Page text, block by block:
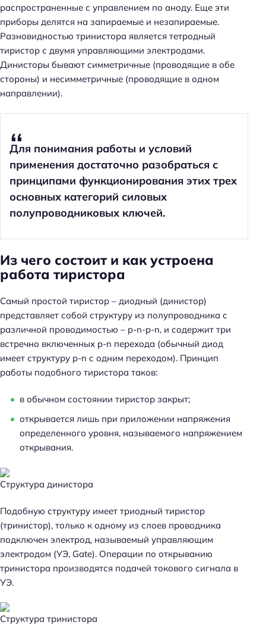
распространенные с управлением по аноду. Еще эти
приборы делятся на запираемые и незапираемые.
Разновидностью тринистора является тетродный
тиристор с двумя управляющими электродами.
Динисторы бывают симметричные (проводящие в обе
стороны) и несимметричные (проводящие в одном
направлении).
Для понимания работы и условий
применения достаточно разобраться с
принципами функционирования этих трех
основных категорий силовых
полупроводниковых ключей.
Из чего состоит и как устроена
работа тиристора
Самый простой тиристор – диодный (динистор)
представляет собой структуру из полупроводника с
различной проводимостью – p-n-p-n, и содержит три
встречно включенных p-n перехода (обычный диод
имеет структуру p-n с одним переходом). Принцип
работы подобного тиристора таков:
в обычном состоянии тиристор закрыт;
открывается лишь при приложении напряжения
определенного уровня, называемого напряжением
открывания.
Структура динистора
Подобную структуру имеет триодный тиристор
(тринистор), только к одному из слоев проводника
подключен электрод, называемый управляющим
электродом (УЭ, Gate). Операции по открыванию
тринистора производятся подачей токового сигнала в
УЭ.
Структура тринистора